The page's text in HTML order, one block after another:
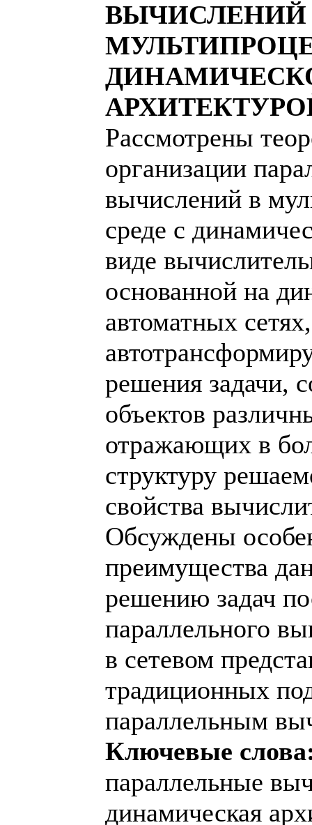
ВЫЧИСЛЕНИЙ
Рассмотрены
организации
вычислений в
среде с
виде
основанной на
автоматных сетях,
решения задачи,
объектов
отражающих в
структуру
свойства
Обсуждены
преимущества
решению задач
параллельного
в сетевом
традиционных
параллельным
Ключевые
параллельные
динамическая